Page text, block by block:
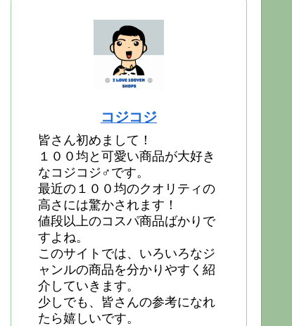
コジコジ
皆さん初めまして！
１００均と可愛い商品が大好き
なコジコジ♂です。
最近の１００均のクオリティの
高さには驚かされます！
値段以上のコスパ商品ばかりで
すよね。
このサイトでは、いろいろなジ
ャンルの商品を分かりやすく紹
介していきます。
少しでも、皆さんの参考になれ
たら嬉しいです。